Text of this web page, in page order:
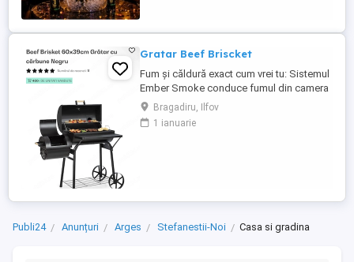
Gratar Beef Briscket
Fum și căldură exact cum vrei tu: Sistemul
Ember Smoke conduce fumul din camera
de afumat în camera de gătit, oferindu-ți
libertatea să combini afumarea cu grătarul
direct sau să le folosești pe rând totul
Bragadiru, Ilfov
1 ianuarie
Publi24 Anunțuri Arges Stefanestii-Noi Casa si gradina